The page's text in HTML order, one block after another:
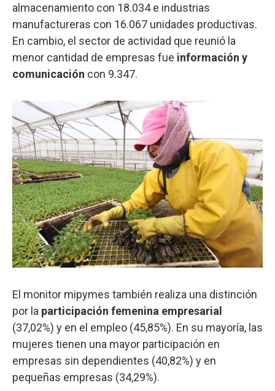
almacenamiento con 18.034 e industrias
manufactureras con 16.067 unidades productivas.
En cambio, el sector de actividad que reunió la
menor cantidad de empresas fue información y
comunicación con 9.347.
El monitor mipymes también realiza una distinción
por la participación femenina empresarial
(37,02%) y en el empleo (45,85%). En su mayoría, las
mujeres tienen una mayor participación en
empresas sin dependientes (40,82%) y en
pequeñas empresas (34,29%).